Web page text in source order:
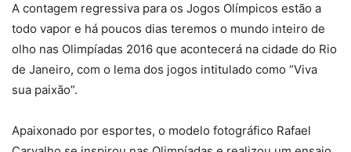
A contagem regressiva para os Jogos Olímpicos estão a
todo vapor e há poucos dias teremos o mundo inteiro de
olho nas Olimpíadas 2016 que acontecerá na cidade do Rio
de Janeiro, com o lema dos jogos intitulado como “Viva
sua paixão”.
Apaixonado por esportes, o modelo fotográfico Rafael